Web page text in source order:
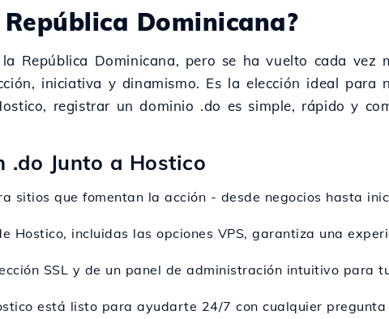
República Dominicana?
República Dominicana, pero se ha vuelto cada
iniciativa y dinamismo. Es la elección ideal para
registrar un dominio .do es simple, rápido y
.do Junto a Hostico
sitios que fomentan la acción - desde negocios hasta
Hostico, incluidas las opciones VPS, garantiza una
SSL y de un panel de administración intuitivo para
está listo para ayudarte 24/7 con cualquier